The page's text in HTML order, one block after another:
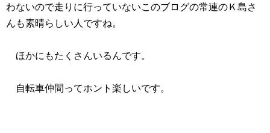
わないので走りに行っていないこのブログの常連のＫ島さ
んも素晴らしい人ですね。
ほかにもたくさんいるんです。
自転車仲間ってホント楽しいです。